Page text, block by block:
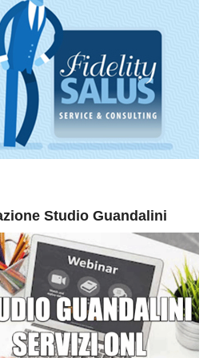
Studio Guandalini